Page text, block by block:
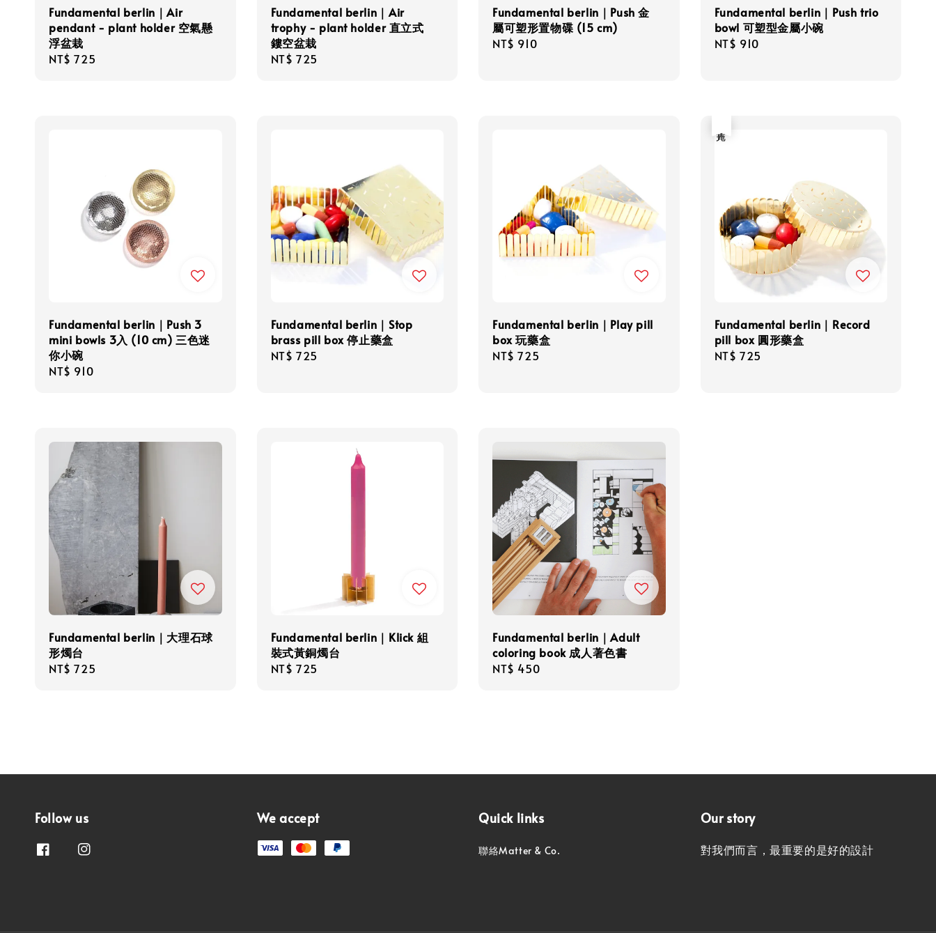
Fundamental berlin｜Air
pendant - plant holder 空氣懸
浮盆栽
Regular
NT$ 725
Fundamental berlin｜Air
trophy - plant holder 直立式
鏤空盆栽
Regular
NT$ 725
Fundamental berlin｜Push 金
屬可塑形置物碟 (15 cm)
Regular
NT$ 910
Fundamental berlin｜Push trio
bowl 可塑型金屬小碗
Regular
NT$ 910
Fundamental berlin｜Push 3
mini bowls 3入 (10 cm) 三色迷
你小碗
Regular
NT$ 910
Fundamental berlin｜Stop
brass pill box 停止藥盒
Regular
NT$ 725
Fundamental berlin｜Play pill
box 玩藥盒
Regular
NT$ 725
Fundamental berlin｜Record
pill box 圓形藥盒
Regular
NT$ 725
Fundamental berlin｜大理石球
形燭台
Regular
NT$ 725
Fundamental berlin｜Klick 組
裝式黃銅燭台
Regular
NT$ 725
Fundamental berlin｜Adult
coloring book 成人著色書
Regular
NT$ 450
Follow us We accept Quick links
聯絡Matter & Co.
Our story
對我們而言，最重要的是好的設計